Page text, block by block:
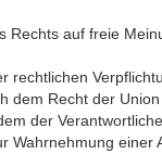
Rechts auf freie
rechtlichen
dem Recht der
der
Wahrnehmung einer